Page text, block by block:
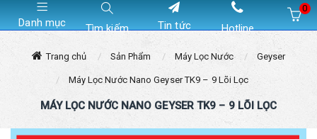
Danh mục Tìm kiếm Tin tức Hotline
0
Trang chủ Sản Phẩm Máy Lọc Nước Geyser
Máy Lọc Nước Nano Geyser TK9 – 9 Lõi Lọc
MÁY LỌC NƯỚC NANO GEYSER TK9 – 9 LÕI LỌC